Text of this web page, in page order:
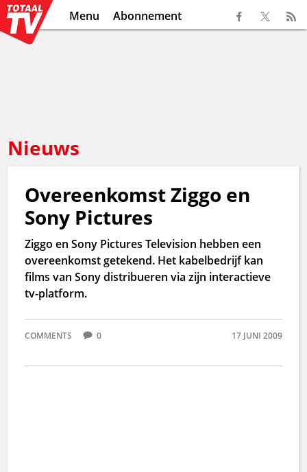
Menu Abonnement
Nieuws
Overeenkomst Ziggo en
Sony Pictures
Ziggo en Sony Pictures Television hebben een
overeenkomst getekend. Het kabelbedrijf kan
films van Sony distribueren via zijn interactieve
tv-platform.
17 JUNI 2009
COMMENTS 0